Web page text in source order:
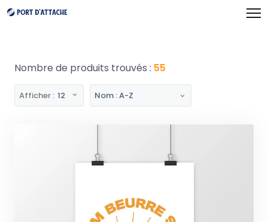
Nombre de produits trouvés : 55
Afficher : 12 Nom : A-Z
Panneau de gestion des cookies